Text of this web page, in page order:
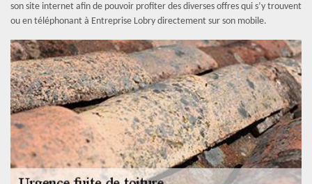
son site internet afin de pouvoir profiter des diverses offres qui s’y trouvent
ou en téléphonant à Entreprise Lobry directement sur son mobile.